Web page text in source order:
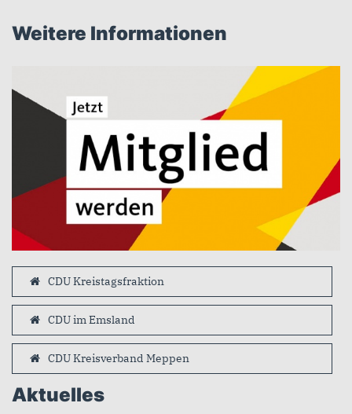
Weitere Informationen
CDU Kreistagsfraktion
CDU im Emsland
CDU Kreisverband Meppen
Aktuelles